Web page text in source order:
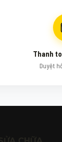
Thanh
Duyệt